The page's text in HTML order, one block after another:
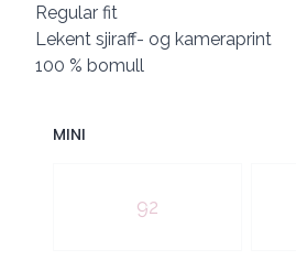
Regular fit
Lekent sjiraff- og kameraprint
100 % bomull
MINI
92